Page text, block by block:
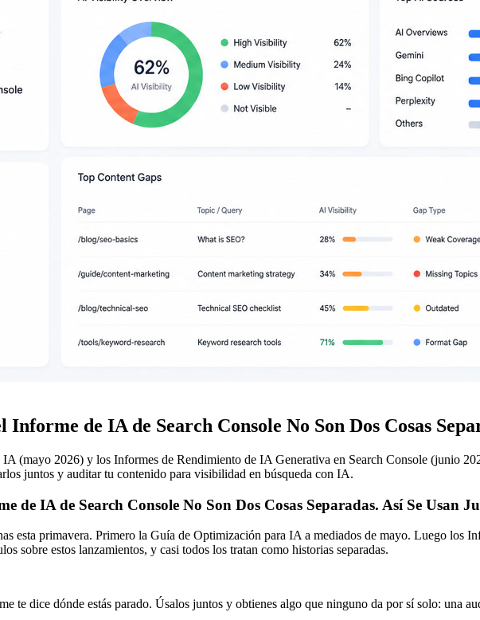
de IA de Search Console No Son Dos Cosas
(mayo 2026) y los Informes de Rendimiento de IA Generativa en Search Console (junio
juntos y auditar tu contenido para visibilidad en búsqueda con IA.
de IA de Search Console No Son Dos Cosas Separadas. Así Se Usan
esta primavera. Primero la Guía de Optimización para IA a mediados de mayo. Luego los
sobre estos lanzamientos, y casi todos los tratan como historias separadas.
te dice dónde estás parado. Úsalos juntos y obtienes algo que ninguno da por sí solo: una